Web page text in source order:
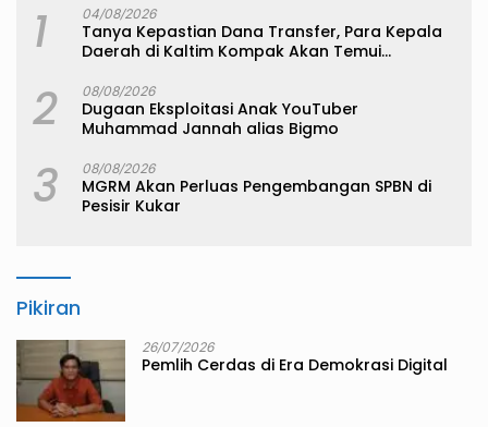
1 04/08/2026
Tanya Kepastian Dana Transfer, Para Kepala
Daerah di Kaltim Kompak Akan Temui
2 08/08/2026
Dugaan Eksploitasi Anak YouTuber
Muhammad Jannah alias Bigmo
3 08/08/2026
MGRM Akan Perluas Pengembangan SPBN di
Pesisir Kukar
Pikiran
26/07/2026
Pemlih Cerdas di Era Demokrasi Digital